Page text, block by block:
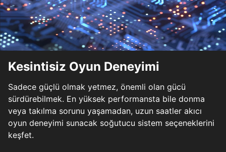
Kesintisiz Oyun Deneyimi
Sadece güçlü olmak yetmez, önemli olan gücü
sürdürebilmek. En yüksek performansta bile donma
veya takılma sorunu yaşamadan, uzun saatler akıcı
oyun deneyimi sunacak soğutucu sistem seçeneklerini
keşfet.